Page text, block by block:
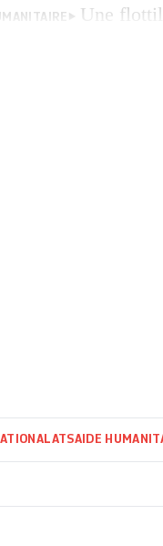
Une
ATSAIDE